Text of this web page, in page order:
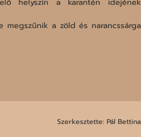
helyszín a karantén idejének
a zöld és narancssárga
Szerkesztette: Pál Bettina